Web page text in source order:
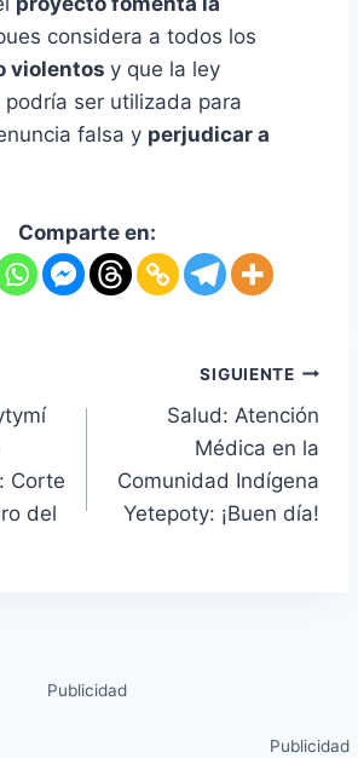
considera a todos los
violentos y que la ley
ser utilizada para
falsa y perjudicar a
Comparte en:
Corte
del
SIGUIENTE
Salud: Atención
Médica en la
Comunidad Indígena
Yetepoty: ¡Buen día!
Publicidad
Publicidad